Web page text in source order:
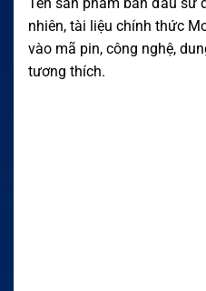
nhiên, tài liệu chính thức
vào mã pin, công nghệ,
tương thích.